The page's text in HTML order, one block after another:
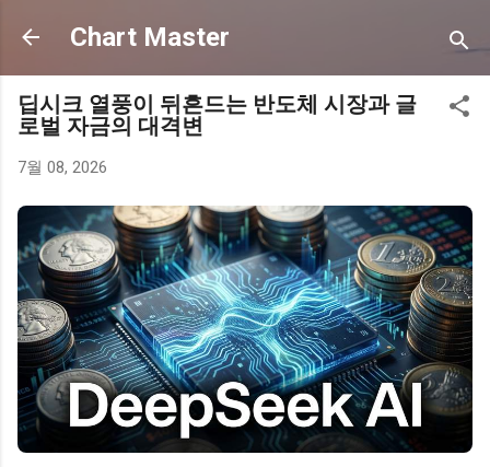
기본 콘텐츠로 건너뛰기
Chart Master
딥시크 열풍이 뒤흔드는 반도체 시장과 글
로벌 자금의 대격변
7월 08, 2026